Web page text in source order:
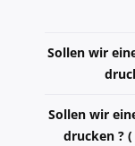
Sollen wir
Sollen wir
drucken ?